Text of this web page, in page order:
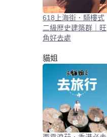
618上海街．騎樓式
二級歴史建築群｜旺
角好去處
貓姐